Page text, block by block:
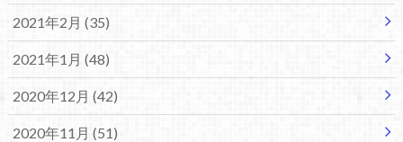
2021年2月 (35)
2021年1月 (48)
2020年12月 (42)
2020年11月 (51)